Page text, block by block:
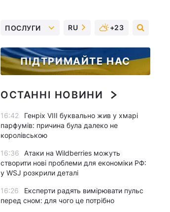
ПОСЛУГИ RU +23
ПІДТРИМАЙТЕ НАС
ОСТАННІ НОВИНИ
16:42
Генріх VIII буквально жив у хмарі
парфумів: причина була далеко не
королівською
16:36
Атаки на Wildberries можуть
створити нові проблеми для економіки РФ:
у WSJ розкрили деталі
16:26
Експерти радять вимірювати пульс
перед сном: для чого це потрібно